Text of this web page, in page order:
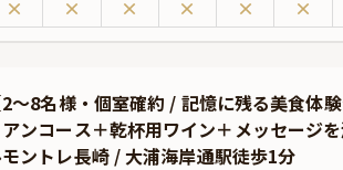
日を彩る特別なディナーとしてはもちろん、ご家族や
もに、心に残るアニバーサリーの夜をお過ごしくださ
〜8名様・個室確約 / 記憶に残る美食体
ンコース＋乾杯用ワイン＋メッセージ
ントレ長崎 / 大浦海岸通駅徒歩1分